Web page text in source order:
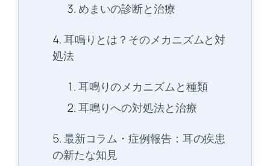
めまいの診断と治療
耳鳴りとは？そのメカニズムと対
処法
耳鳴りのメカニズムと種類
耳鳴りへの対処法と治療
最新コラム・症例報告：耳の疾患
の新たな知見